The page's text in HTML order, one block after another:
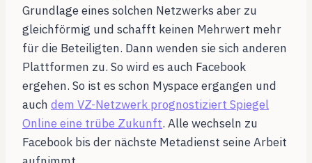
Grundlage eines solchen Netzwerks aber zu
gleichförmig und schafft keinen Mehrwert mehr
für die Beteiligten. Dann wenden sie sich anderen
Plattformen zu. So wird es auch Facebook
ergehen. So ist es schon Myspace ergangen und
auch dem VZ-Netzwerk prognostiziert Spiegel
Online eine trübe Zukunft. Alle wechseln zu
Facebook bis der nächste Metadienst seine Arbeit